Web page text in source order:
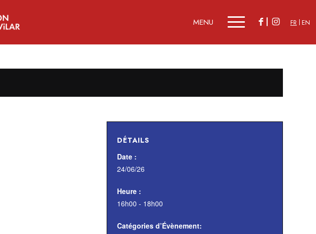
FR EN
DÉTAILS
Date :
24/06/26
Heure :
16h00 - 18h00
Catégories d’Évènement: